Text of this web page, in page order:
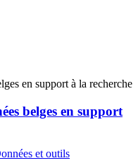
belges en support
et outils